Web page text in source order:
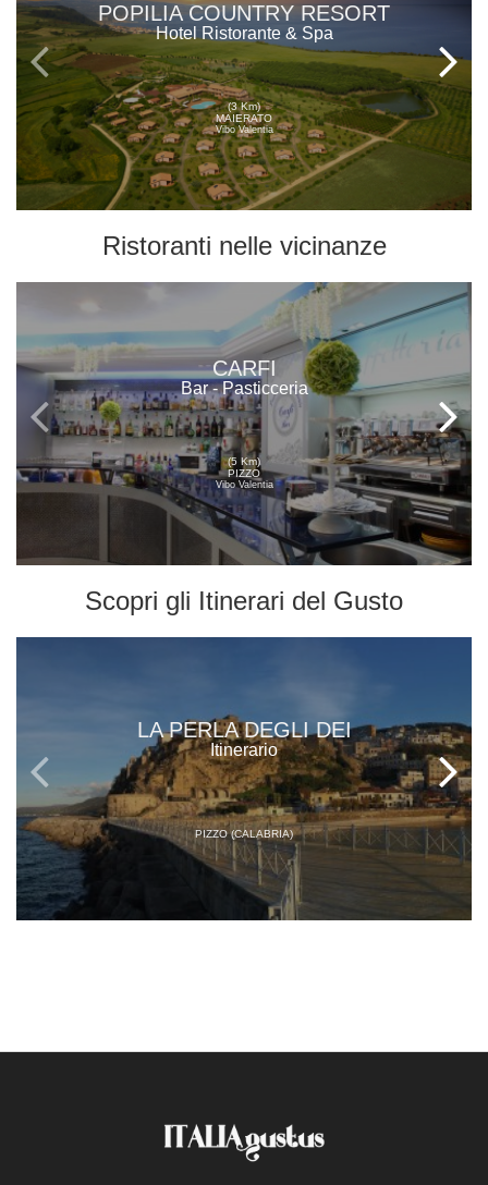
POPILIA COUNTRY RESORT
Hotel Ristorante & Spa
(3 Km)
MAIERATO
Vibo Valentia
Ristoranti nelle vicinanze
CARFI
Bar - Pasticceria
(5 Km)
PIZZO
Vibo Valentia
Scopri gli Itinerari del Gusto
LA PERLA DEGLI DEI
Itinerario
PIZZO (CALABRIA)